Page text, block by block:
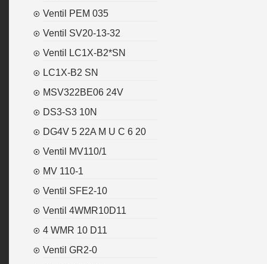
Ventil PEM 035
Ventil SV20-13-32
Ventil LC1X-B2*SN
LC1X-B2 SN
MSV322BE06 24V
DS3-S3 10N
DG4V 5 22A M U C 6 20
Ventil MV110/1
MV 110-1
Ventil SFE2-10
Ventil 4WMR10D11
4 WMR 10 D11
Ventil GR2-0